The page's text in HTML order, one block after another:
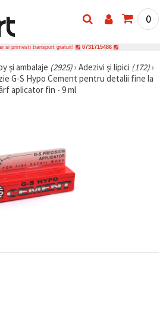
0
si primesti transport gratuit! 0731715486
și ambalaje (2925)› Adezivi și lipici (172)›
G-S Hypo Cement pentru detalii fine la
aplicator fin - 9 ml